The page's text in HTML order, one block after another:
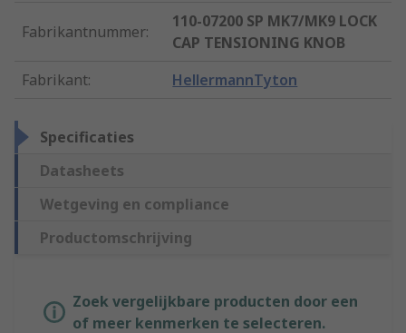
Fabrikantnummer:
110-07200 SP MK7/MK9 LOCK
CAP TENSIONING KNOB
Fabrikant: HellermannTyton
Specificaties
Datasheets
Wetgeving en compliance
Productomschrijving
Zoek vergelijkbare producten door een
of meer kenmerken te selecteren.